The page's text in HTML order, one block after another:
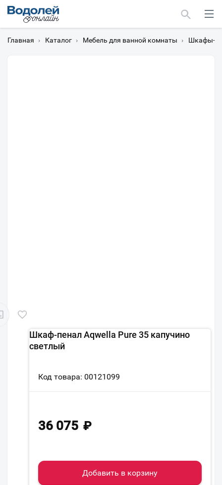
Главная › Каталог › Мебель для ванной комнаты › Шкафы-
Шкаф-пенал Aqwella Pure 35 капучино
светлый
Код товара: 00121099
36 075 ₽
Добавить в корзину